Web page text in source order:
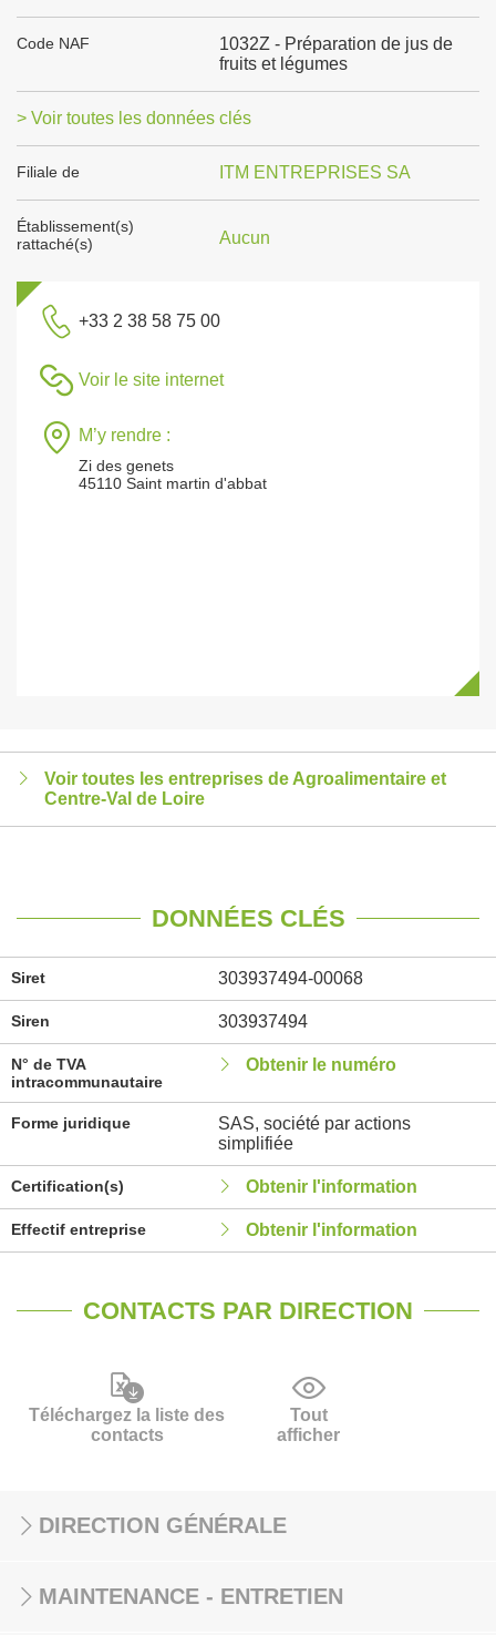
Code NAF
1032Z - Préparation de jus de
fruits et légumes
> Voir toutes les données clés
Filiale de ITM ENTREPRISES SA
Établissement(s)
rattaché(s)
Aucun
+33 2 38 58 75 00
Voir le site internet
M’y rendre :
Zi des genets
45110 Saint martin d'abbat
Voir toutes les entreprises de Agroalimentaire et
Centre-Val de Loire
DONNÉES CLÉS
Siret 303937494-00068
Siren 303937494
N° de TVA
intracommunautaire
Obtenir le numéro
Forme juridique
SAS, société par actions
simplifiée
Certification(s) Obtenir l'information
Effectif entreprise Obtenir l'information
CONTACTS PAR DIRECTION
Téléchargez la liste des
contacts
Tout
afficher
DIRECTION GÉNÉRALE
MAINTENANCE - ENTRETIEN